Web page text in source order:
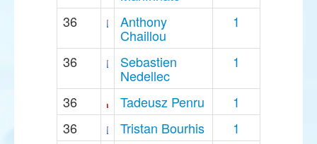
36 Anthony
Chaillou
1
36 Sebastien
Nedellec
1
36 Tadeusz Penru
1
36
Tristan Bourhis
1